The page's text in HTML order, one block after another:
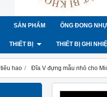
SẢN PHẨM ỐNG ĐONG
THIẾT BỊ THIẾT BỊ GHI
hao Đĩa V đựng mẫu nhỏ cho